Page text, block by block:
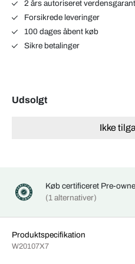
2 års autoriseret
Forsikrede leveringer
100 dages åbent køb
Sikre betalinger
Udsolgt
Ikke
Køb certificeret Pre-
(1 alternativer)
Produktspecifikation
W20107X7